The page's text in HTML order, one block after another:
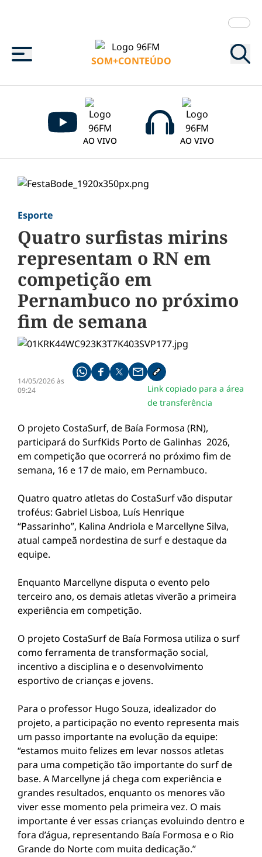
Menu
SOM+CONTEÚDO
AO VIVO AO VIVO
Esporte
Quatro surfistas mirins
representam o RN em
competição em
Pernambuco no próximo
fim de semana
14/05/2026 às
09:24
Compartilhe pelo whatsapp
Compartilhar no facebook
Compartilhar no twitter
Compartilhe pelo email
Copiar link da notícia
Link copiado para a área
de transferência
O projeto CostaSurf, de Baía Formosa (RN),
participará do SurfKids Porto de Galinhas 2026,
em competição que ocorrerá no próximo fim de
semana, 16 e 17 de maio, em Pernambuco.
Quatro quatro atletas do CostaSurf vão disputar
troféus: Gabriel Lisboa, Luís Henrique
“Passarinho”, Kalina Andriola e Marcellyne Silva,
atual campeã nordestina de surf e destaque da
equipe.
Enquanto Marcellyne disputa o evento pelo
terceiro ano, os demais atletas viverão a primeira
experiência em competição.
O projeto CostaSurf de Baía Formosa utiliza o surf
como ferramenta de transformação social,
incentivo a disciplina e o desenvolvimento
esportivo de crianças e jovens.
Para o professor Hugo Souza, idealizador do
projeto, a participação no evento representa mais
um passo importante na evolução da equipe:
“estamos muito felizes em levar nossos atletas
para uma competição tão importante do surf de
base. A Marcellyne já chega com experiência e
grandes resultados, enquanto os menores vão
viver esse momento pela primeira vez. O mais
importante é ver essas crianças evoluindo dentro e
fora d’água, representando Baía Formosa e o Rio
Grande do Norte com muita dedicação.”